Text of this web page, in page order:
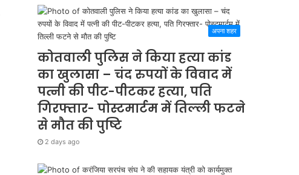
अपना शहर
कोतवाली पुलिस ने किया हत्या कांड
का खुलासा – चंद रुपयों के विवाद में
पत्नी की पीट-पीटकर हत्या, पति
गिरफ्तार- पोस्टमार्टम में तिल्ली फटने
से मौत की पुष्टि
2 days ago